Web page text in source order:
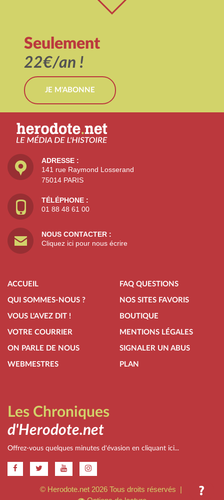
Seulement
22€/an !
JE M'ABONNE
ADRESSE :
141 rue Raymond Losserand
75014 PARIS
TÉLÉPHONE :
01 88 48 61 00
NOUS CONTACTER :
Cliquez ici pour nous écrire
ACCUEIL
QUI SOMMES-NOUS ?
VOUS L'AVEZ DIT !
VOTRE COURRIER
ON PARLE DE NOUS
WEBMESTRES
FAQ QUESTIONS
NOS SITES FAVORIS
BOUTIQUE
MENTIONS LÉGALES
SIGNALER UN ABUS
PLAN
Les Chroniques
d'Herodote.net
Offrez-vous quelques minutes d'évasion en cliquant ici...
© Herodote.net 2026 Tous droits réservés |